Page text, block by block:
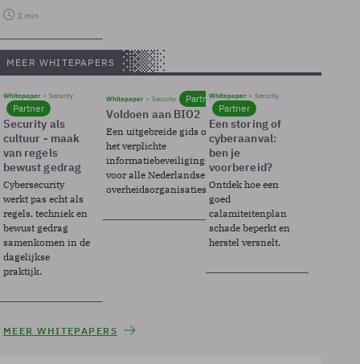
1 min
MEER WHITEPAPERS
Whitepaper Security
Partner
Security als
cultuur - maak
van regels
bewust gedrag
Cybersecurity
werkt pas echt als
regels, techniek en
bewust gedrag
samenkomen in de
dagelijkse
praktijk.
Whitepaper Security Partner
Voldoen aan BIO2
Een uitgebreide gids over BIO2,
het verplichte
informatiebeveiligingsframework
voor alle Nederlandse
overheidsorganisaties.
Whitepaper Security
Partner
Een storing of
cyberaanval:
ben je
voorbereid?
Ontdek hoe een
goed
calamiteitenplan
schade beperkt en
herstel versnelt.
MEER WHITEPAPERS